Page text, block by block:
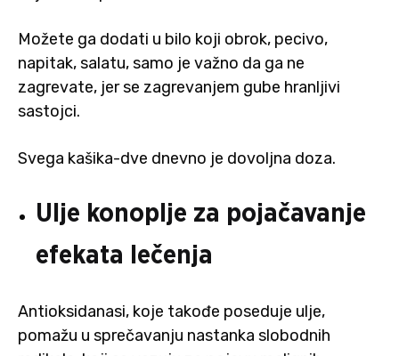
Možete ga dodati u bilo koji obrok, pecivo,
napitak, salatu, samo je važno da ga ne
zagrevate, jer se zagrevanjem gube hranljivi
sastojci.
Svega kašika-dve dnevno je dovoljna doza.
Ulje konoplje za pojačavanje
efekata lečenja
Antioksidanasi, koje takođe poseduje ulje,
pomažu u sprečavanju nastanka slobodnih